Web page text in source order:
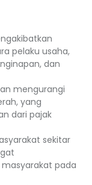
pelaku usaha,
dan
mengurangi
yang
dari pajak
sekitar
pada